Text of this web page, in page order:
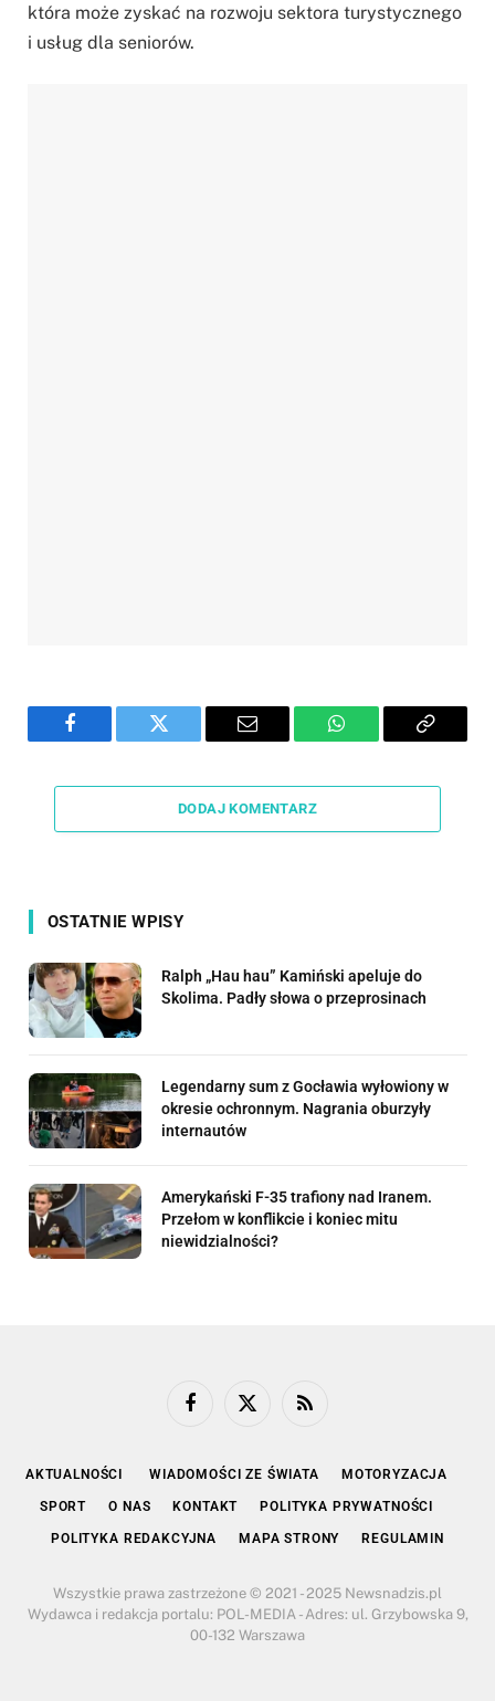
która może zyskać na rozwoju sektora turystycznego
i usług dla seniorów.
Facebook Twitter Email WhatsAppCopy
DODAJ KOMENTARZ
OSTATNIE WPISY
Ralph „Hau hau” Kamiński apeluje do
Skolima. Padły słowa o przeprosinach
Legendarny sum z Gocławia wyłowiony w
okresie ochronnym. Nagrania oburzyły
internautów
Amerykański F-35 trafiony nad Iranem.
Przełom w konflikcie i koniec mitu
niewidzialności?
FacebookX
RSS
AKTUALNOŚCI WIADOMOŚCI ZE ŚWIATA MOTORYZACJA
SPORT O NAS KONTAKT POLITYKA PRYWATNOŚCI
POLITYKA REDAKCYJNA MAPA STRONY REGULAMIN
Wszystkie prawa zastrzeżone © 2021 - 2025 Newsnadzis.pl
Wydawca i redakcja portalu: POL-MEDIA - Adres: ul. Grzybowska 9,
00-132 Warszawa